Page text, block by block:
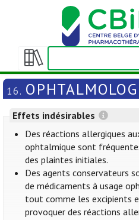
Afficher/masquer
la
table
matières
16.
Effets indésirables
Des réactions allergiques
ophtalmique sont
des plaintes initiales.
Des agents conservateurs
de médicaments à usage
tout comme les excipients
provoquer des réactions